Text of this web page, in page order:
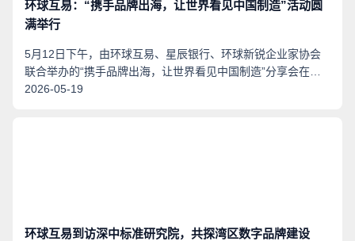
环球互易：“携手品牌出海，让世界看见中国制造”活动圆
满举行
5月12日下午，由环球互易、星辰银行、环球新锐企业家协会
联合举办的“携手品牌出海，让世界看见中国制造”分享会在环
球互易集团总部举行。本次活动吸引了众多出海企业代表、品
2026-05-19
环球互易到访深中标准研究院，共探湾区数字品牌建设